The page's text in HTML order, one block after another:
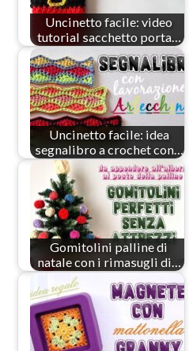
Uncinetto facile: video
tutorial sacchetto porta…
Uncinetto facile: idea
segnalibro a crochet con…
Gomitolini palline di
natale con i rimasugli di…